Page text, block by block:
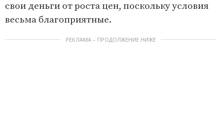
свои деньги от роста цен, поскольку условия
весьма благоприятные.
РЕКЛАМА – ПРОДОЛЖЕНИЕ НИЖЕ